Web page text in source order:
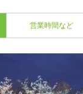
営業時間など